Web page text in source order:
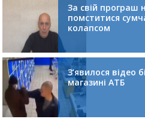
За свій програш
помститися
колапсом
З’явилося відео
магазині АТБ